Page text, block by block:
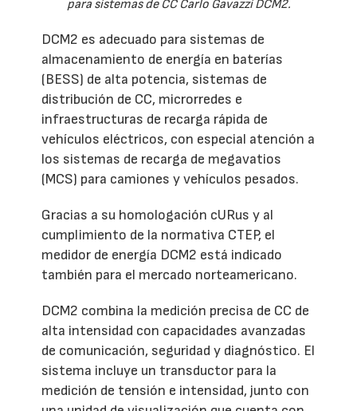
para sistemas de CC Carlo Gavazzi DCM2.
DCM2 es adecuado para sistemas de
almacenamiento de energía en baterías
(BESS) de alta potencia, sistemas de
distribución de CC, microrredes e
infraestructuras de recarga rápida de
vehículos eléctricos, con especial atención a
los sistemas de recarga de megavatios
(MCS) para camiones y vehículos pesados.
Gracias a su homologación cURus y al
cumplimiento de la normativa CTEP, el
medidor de energía DCM2 está indicado
también para el mercado norteamericano.
DCM2 combina la medición precisa de CC de
alta intensidad con capacidades avanzadas
de comunicación, seguridad y diagnóstico. El
sistema incluye un transductor para la
medición de tensión e intensidad, junto con